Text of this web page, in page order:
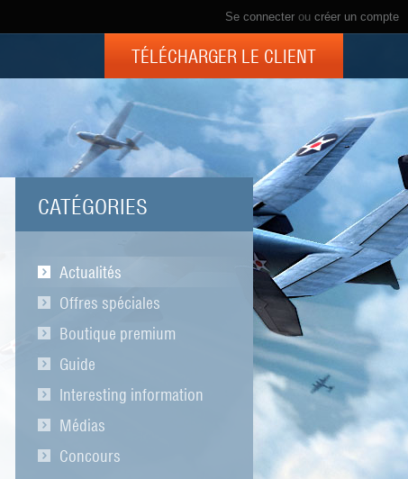
Se connecter ou créer un compte
TÉLÉCHARGER LE CLIENT
CATÉGORIES
Actualités
Offres spéciales
Boutique premium
Guide
Interesting information
Médias
Concours